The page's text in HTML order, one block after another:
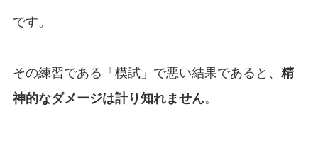
です。
その練習である「模試」で悪い結果であると、 精
神的なダメージは計り知れません。